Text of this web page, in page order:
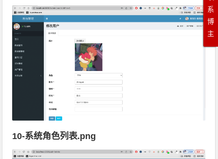
10-系统角色列表.png
系
博
主